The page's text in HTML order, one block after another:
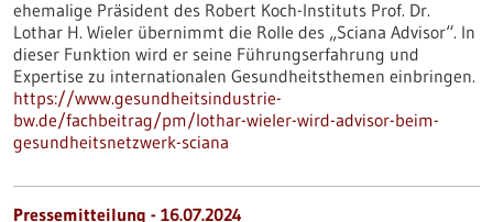
ehemalige Präsident des Robert Koch-Instituts Prof. Dr.
Lothar H. Wieler übernimmt die Rolle des „Sciana Advisor“. In
dieser Funktion wird er seine Führungserfahrung und
Expertise zu internationalen Gesundheitsthemen einbringen.
https://www.gesundheitsindustrie-
bw.de/fachbeitrag/pm/lothar-wieler-wird-advisor-beim-
gesundheitsnetzwerk-sciana
Pressemitteilung - 16.07.2024